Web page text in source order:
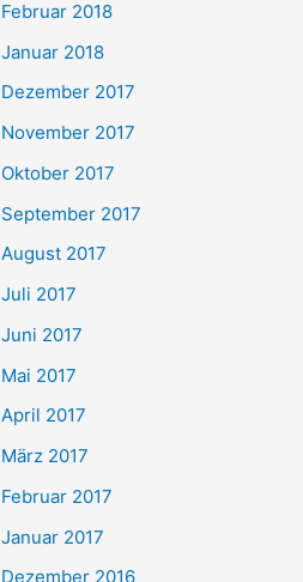
Februar 2018
Januar 2018
Dezember 2017
November 2017
Oktober 2017
September 2017
August 2017
Juli 2017
Juni 2017
Mai 2017
April 2017
März 2017
Februar 2017
Januar 2017
Dezember 2016